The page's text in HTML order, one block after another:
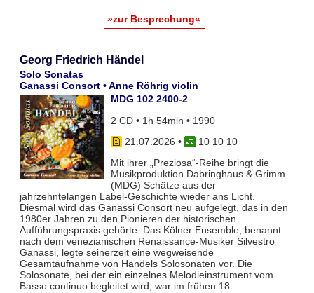
»zur Besprechung«
Georg Friedrich Händel
Solo Sonatas
Ganassi Consort • Anne Röhrig violin
MDG 102 2400-2
2 CD • 1h 54min • 1990
21.07.2026 •
10 10 10
Mit ihrer „Preziosa“-Reihe bringt die
Musikproduktion Dabringhaus & Grimm
(MDG) Schätze aus der
jahrzehntelangen Label-Geschichte wieder ans Licht.
Diesmal wird das Ganassi Consort neu aufgelegt, das in den
1980er Jahren zu den Pionieren der historischen
Aufführungspraxis gehörte. Das Kölner Ensemble, benannt
nach dem venezianischen Renaissance-Musiker Silvestro
Ganassi, legte seinerzeit eine wegweisende
Gesamtaufnahme von Händels Solosonaten vor. Die
Solosonate, bei der ein einzelnes Melodieinstrument vom
Basso continuo begleitet wird, war im frühen 18.